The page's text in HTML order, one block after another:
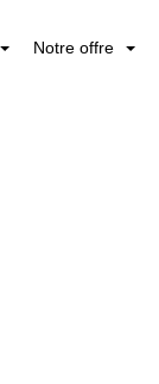
Notre offre